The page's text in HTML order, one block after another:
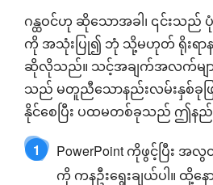
ဂန္ထဝင်ဟု ဆိုသောအခါ၊ ၎င်းသ
ကို အသုံးပြု၍ ဘုံ သို့မဟုတ် ရိုးရာ
ဆိုလိုသည်။ သင့်အချက်အလက်မျာ
သည် မတူညီသောနည်းလမ်းနှစ်ခုဖြ
နိုင်စေပြီး ပထမတစ်ခုသည် ဤနည်
1
PowerPoint ကိုဖွင့်ပြီး အ
ကို ကနဦးရွေးချယ်ပါ။ ထို့န